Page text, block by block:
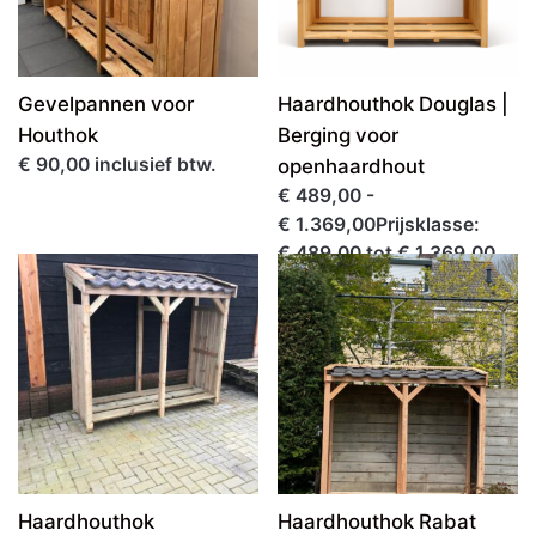
Gevelpannen voor
Houthok
€ 90,00 inclusief btw.
Haardhouthok Douglas |
Berging voor
openhaardhout
€ 489,00 -
€ 1.369,00Prijsklasse:
€ 489,00 tot € 1.369,00
inclusief btw.
Haardhouthok Haardhouthok Rabat